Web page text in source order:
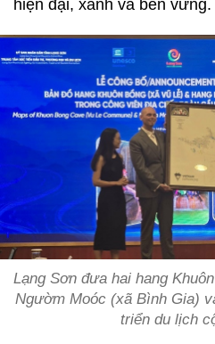
hiện đại, xanh và bền vững.
Lạng Sơn đưa hai hang
Ngườm Moóc (xã Bình Gia)
triển du lịch